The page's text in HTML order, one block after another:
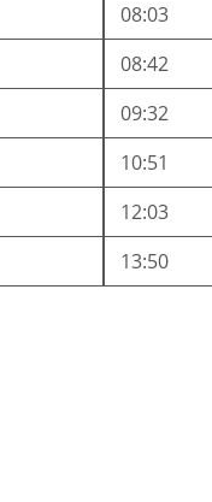
08:03
08:42
09:32
10:51
12:03
13:50